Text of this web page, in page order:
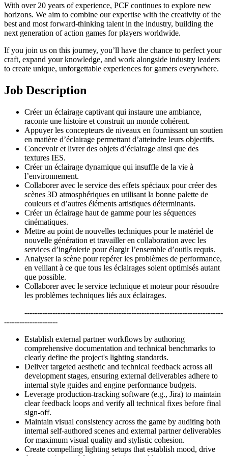
With over 20 years of experience, PCF continues to explore new
horizons. We aim to combine our expertise with the creativity of the
best and most forward-thinking talent in the industry, building the
next generation of action games for players worldwide.
If you join us on this journey, you’ll have the chance to perfect your
craft, expand your knowledge, and work alongside industry leaders
to create unique, unforgettable experiences for gamers everywhere.
Job Description
Créer un éclairage captivant qui instaure une ambiance,
raconte une histoire et construit un monde cohérent.
Appuyer les concepteurs de niveaux en fournissant un soutien
en matière d’éclairage permettant d’atteindre leurs objectifs.
Concevoir et livrer des objets d’éclairage ainsi que des
textures IES.
Créer un éclairage dynamique qui insuffle de la vie à
l’environnement.
Collaborer avec le service des effets spéciaux pour créer des
scènes 3D atmosphériques en utilisant la bonne palette de
couleurs et d’autres éléments artistiques déterminants.
Créer un éclairage haut de gamme pour les séquences
cinématiques.
Mettre au point de nouvelles techniques pour le matériel de
nouvelle génération et travailler en collaboration avec les
services d’ingénierie pour élargir l’ensemble d’outils requis.
Analyser la scène pour repérer les problèmes de performance,
en veillant à ce que tous les éclairages soient optimisés autant
que possible.
Collaborer avec le service technique et moteur pour résoudre
les problèmes techniques liés aux éclairages.
------------------------------------------------------------------------------
---------------------
Establish external partner workflows by authoring
comprehensive documentation and technical benchmarks to
clearly define the project's lighting standards.
Deliver targeted aesthetic and technical feedback across all
development stages, ensuring external deliverables adhere to
internal style guides and engine performance budgets.
Leverage production-tracking software (e.g., Jira) to maintain
clear feedback loops and verify all technical fixes before final
sign-off.
Maintain visual consistency across the game by auditing both
internal self-authored scenes and external partner deliverables
for maximum visual quality and stylistic cohesion.
Create compelling lighting setups that establish mood, drive